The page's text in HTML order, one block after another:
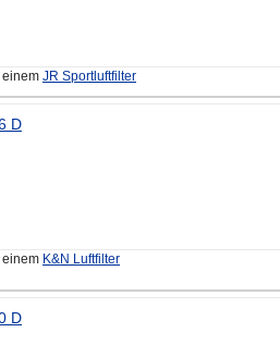
einem JR Sportluftfilter
D
einem K&N Luftfilter
D